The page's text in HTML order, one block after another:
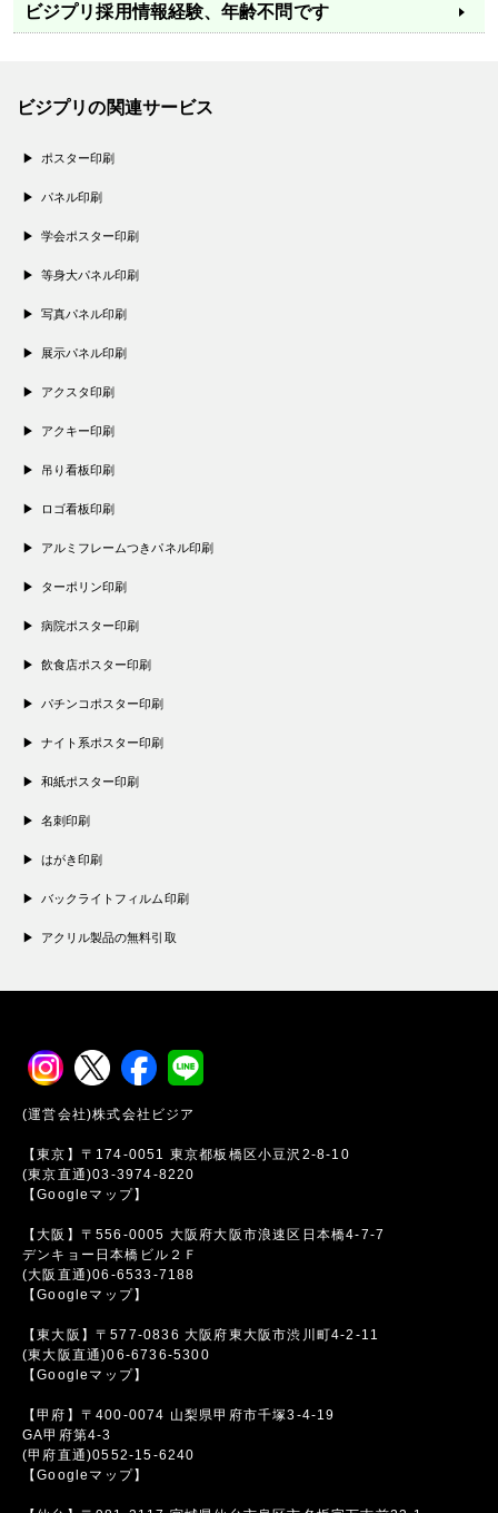
ビジプリ採用情報経験、年齢不問です
ビジプリの関連サービス
ポスター印刷
パネル印刷
学会ポスター印刷
等身大パネル印刷
写真パネル印刷
展示パネル印刷
アクスタ印刷
アクキー印刷
吊り看板印刷
ロゴ看板印刷
アルミフレームつきパネル印刷
ターポリン印刷
病院ポスター印刷
飲食店ポスター印刷
パチンコポスター印刷
ナイト系ポスター印刷
和紙ポスター印刷
名刺印刷
はがき印刷
バックライトフィルム印刷
アクリル製品の無料引取
(運営会社)株式会社ビジア
【東京】〒174-0051 東京都板橋区小豆沢2-8-10
(東京直通)03-3974-8220
【Googleマップ】
【大阪】〒556-0005 大阪府大阪市浪速区日本橋4-7-7
デンキョー日本橋ビル２Ｆ
(大阪直通)06-6533-7188
【Googleマップ】
【東大阪】〒577-0836 大阪府東大阪市渋川町4-2-11
(東大阪直通)06-6736-5300
【Googleマップ】
【甲府】〒400-0074 山梨県甲府市千塚3-4-19
GA甲府第4-3
(甲府直通)0552-15-6240
【Googleマップ】